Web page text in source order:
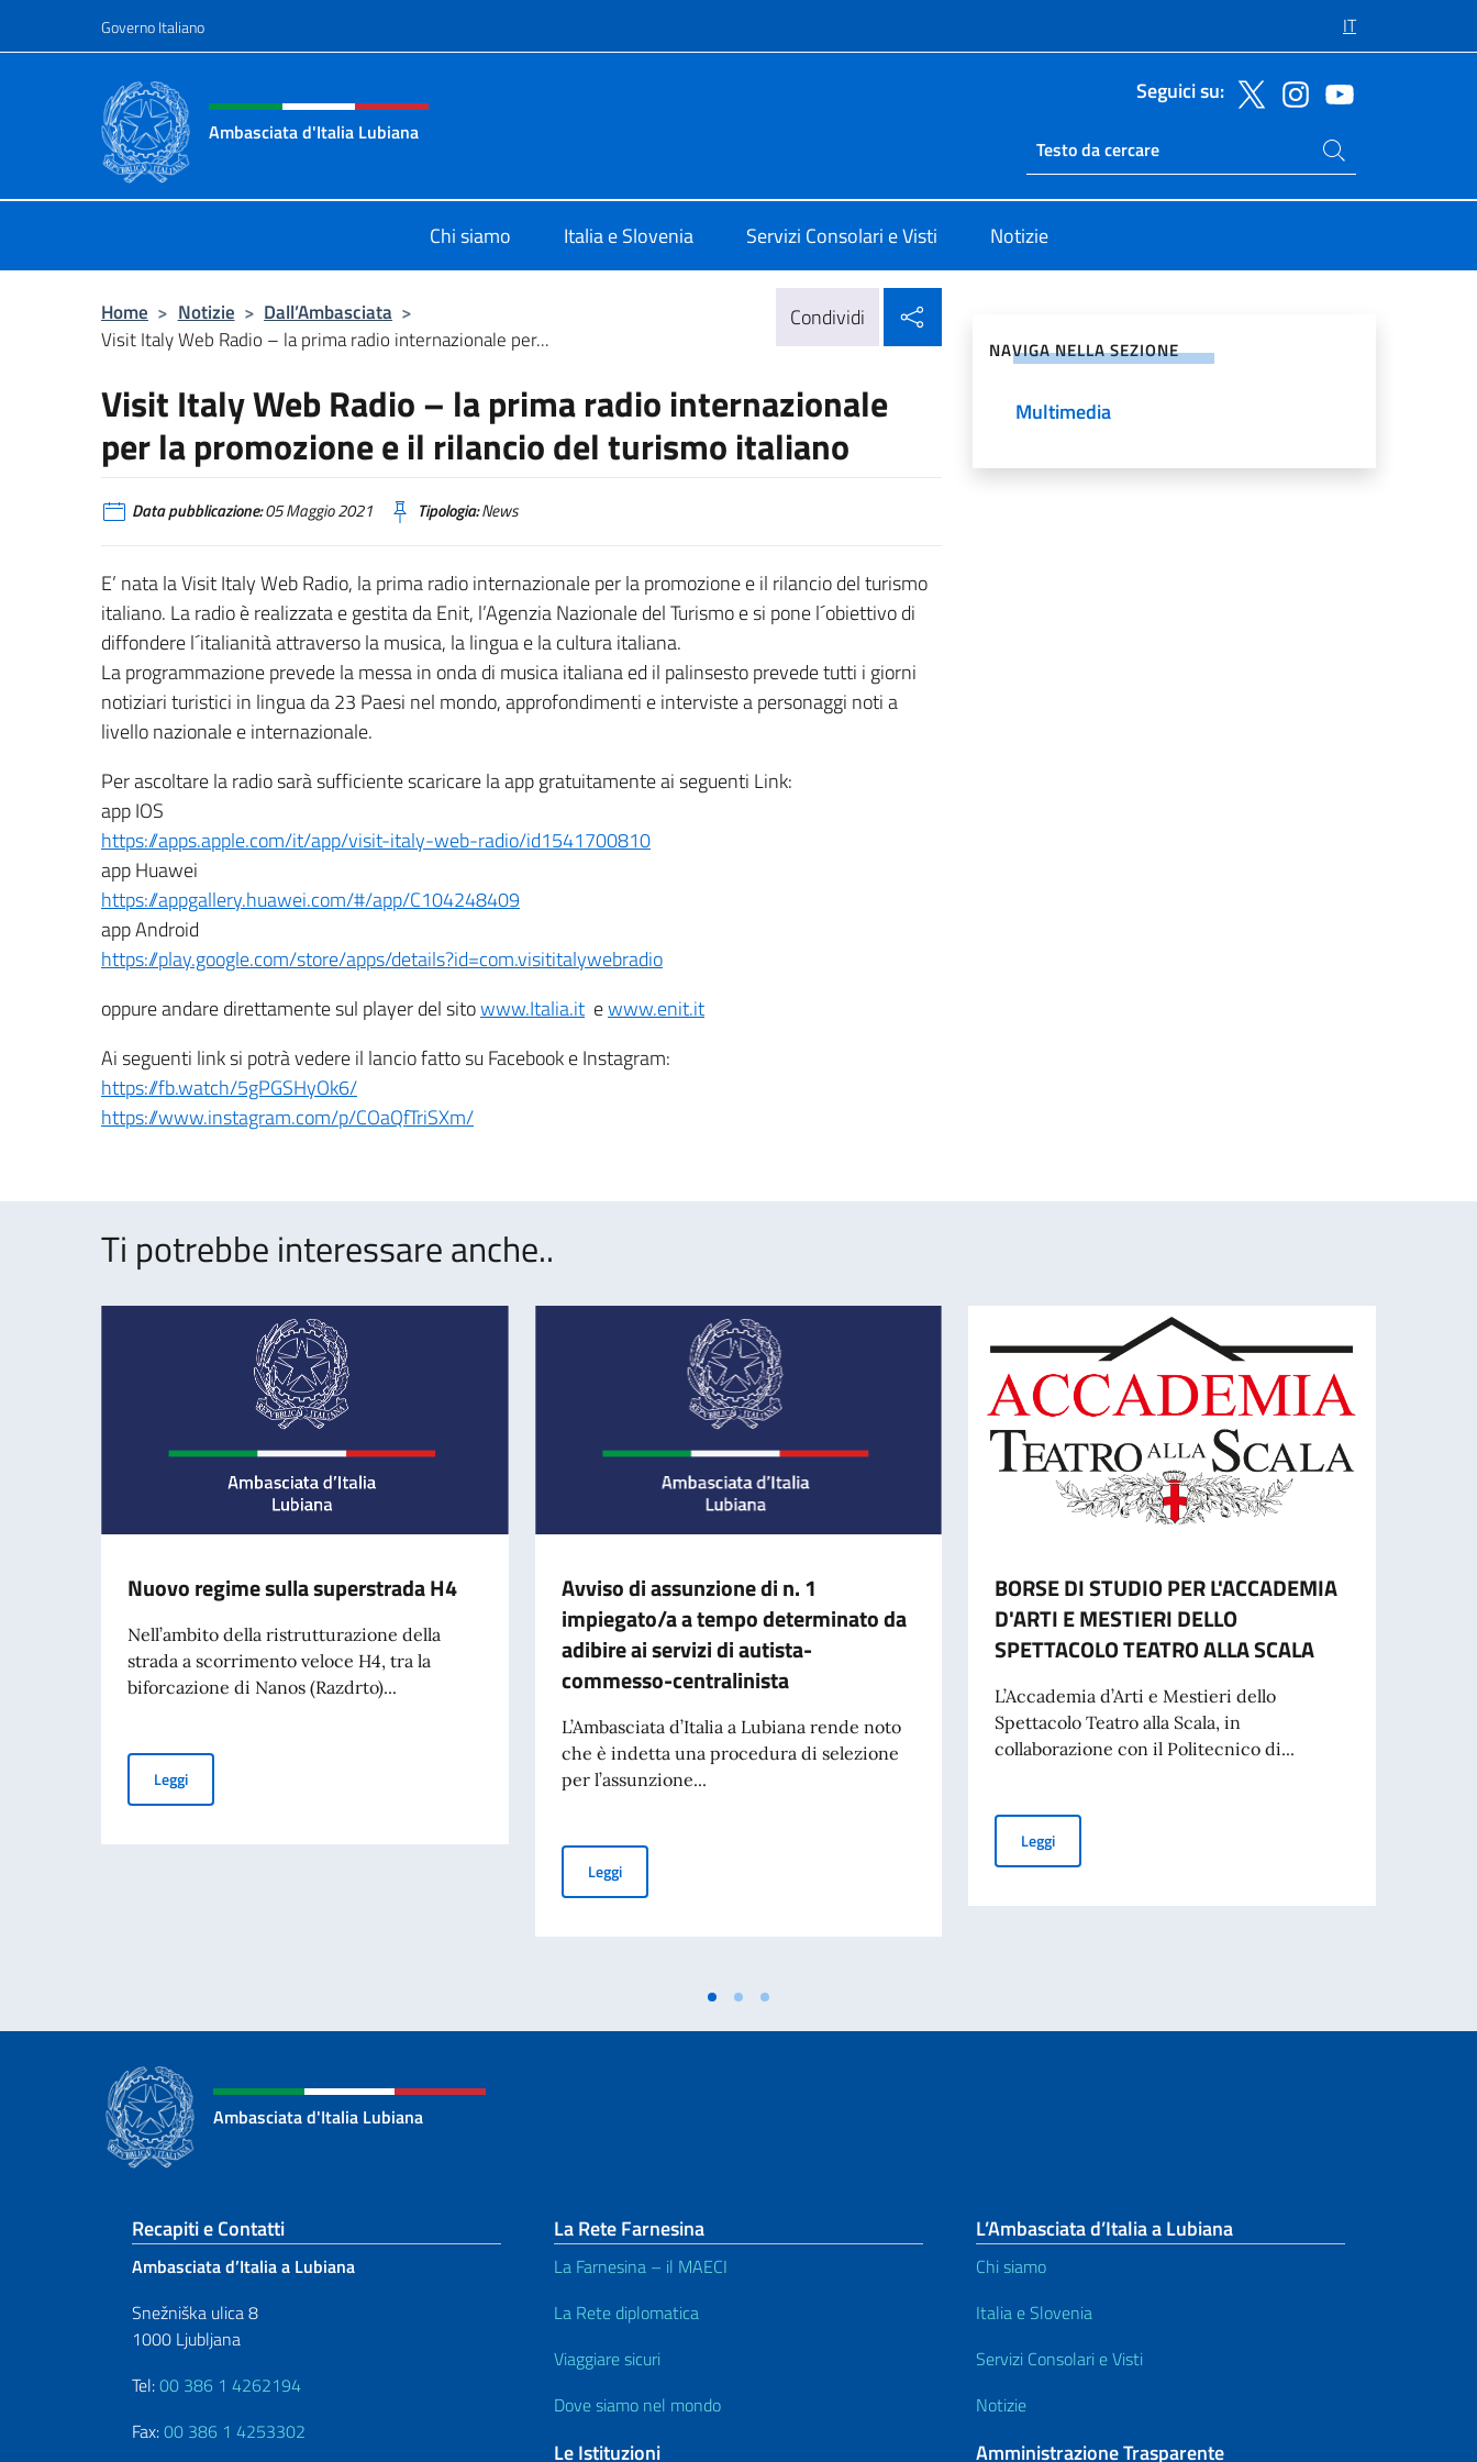
Governo Italiano IT
Intestazione sito, social e menù
Ambasciata d'Italia Lubiana
Seguici su:
Ricerca sito live
Cerca nel sito
Chi siamo Italia e Slovenia Servizi Consolari e Visti Notizie
Home > Notizie > Dall’Ambasciata >
Visit Italy Web Radio – la prima radio internazionale per...
Condividi
Visit Italy Web Radio – la prima radio internazionale
per la promozione e il rilancio del turismo italiano
Data pubblicazione:05 Maggio 2021 Tipologia:News
E’ nata la Visit Italy Web Radio, la prima radio internazionale per la promozione e il rilancio del turismo
italiano. La radio è realizzata e gestita da Enit, l’Agenzia Nazionale del Turismo e si pone l´obiettivo di
diffondere l´italianità attraverso la musica, la lingua e la cultura italiana.
La programmazione prevede la messa in onda di musica italiana ed il palinsesto prevede tutti i giorni
notiziari turistici in lingua da 23 Paesi nel mondo, approfondimenti e interviste a personaggi noti a
livello nazionale e internazionale.
Per ascoltare la radio sarà sufficiente scaricare la app gratuitamente ai seguenti Link:
app IOS
https://apps.apple.com/it/app/visit-italy-web-radio/id1541700810
app Huawei
https://appgallery.huawei.com/#/app/C104248409
app Android
https://play.google.com/store/apps/details?id=com.visititalywebradio
oppure andare direttamente sul player del sitowww.Italia.it ewww.enit.it
Ai seguenti link si potrà vedere il lancio fatto su Facebook e Instagram:
https://fb.watch/5gPGSHyOk6/
https://www.instagram.com/p/COaQfTriSXm/
NAVIGA NELLA SEZIONE
Multimedia
Ti potrebbe interessare anche..
Nuovo regime sulla superstrada H4
Nell’ambito della ristrutturazione della
strada a scorrimento veloce H4, tra la
biforcazione di Nanos (Razdrto)...
LeggiNuovo regime sulla superstrada H4
Avviso di assunzione di n. 1
impiegato/a a tempo determinato da
adibire ai servizi di autista-
commesso-centralinista
L’Ambasciata d’Italia a Lubiana rende noto
che è indetta una procedura di selezione
per l’assunzione...
LeggiAvviso di assunzione di n. 1 impiegato/a a tempo determinato da adibire ai servizi di autista-commesso-centralinista
BORSE DI STUDIO PER L'ACCADEMIA
D'ARTI E MESTIERI DELLO
SPETTACOLO TEATRO ALLA SCALA
L’Accademia d’Arti e Mestieri dello
Spettacolo Teatro alla Scala, in
collaborazione con il Politecnico di...
LeggiBORSE DI STUDIO PER L'ACCADEMIA D'ARTI E MESTIERI DELLO
Ambasciata d'Italia Lubiana
Sezione footer
Recapiti e Contatti
Ambasciata d’Italia a Lubiana
Snežniška ulica 8
1000 Ljubljana
Tel:00 386 1 4262194
Fax:00 386 1 4253302
La Rete Farnesina
La Farnesina – il MAECI
La Rete diplomatica
Viaggiare sicuri
Dove siamo nel mondo
Le Istituzioni
L’Ambasciata d’Italia a Lubiana
Chi siamo
Italia e Slovenia
Servizi Consolari e Visti
Notizie
Amministrazione Trasparente